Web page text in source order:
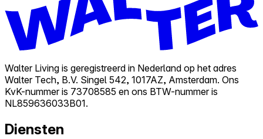
Walter Living is geregistreerd in Nederland op het adres
Walter Tech, B.V. Singel 542, 1017AZ, Amsterdam. Ons
KvK-nummer is 73708585 en ons BTW-nummer is
NL859636033B01.
Diensten